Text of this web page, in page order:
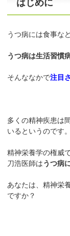
はじめに
うつ病には食事な
うつ病は生活習慣
そんななかで注目
多くの精神疾患は
いるというのです。
精神栄養学の権威
刀浩医師はうつ病
あなたは、精神栄
ですか？